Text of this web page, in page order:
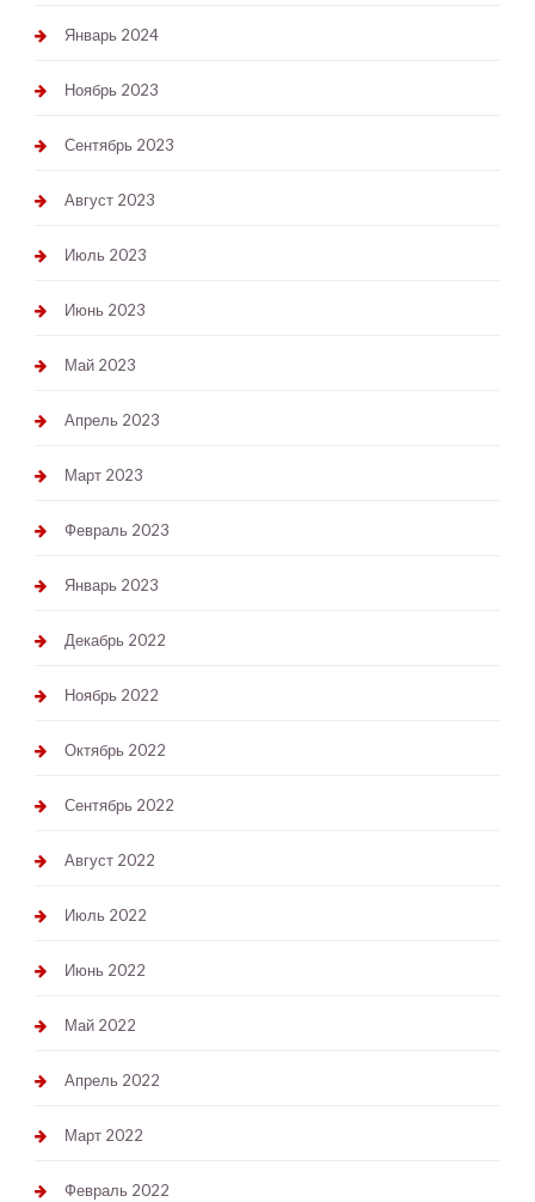
Январь 2024
Ноябрь 2023
Сентябрь 2023
Август 2023
Июль 2023
Июнь 2023
Май 2023
Апрель 2023
Март 2023
Февраль 2023
Январь 2023
Декабрь 2022
Ноябрь 2022
Октябрь 2022
Сентябрь 2022
Август 2022
Июль 2022
Июнь 2022
Май 2022
Апрель 2022
Март 2022
Февраль 2022